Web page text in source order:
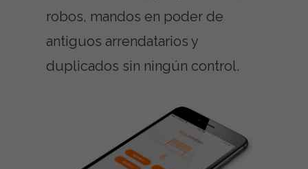
robos, mandos en poder de
antiguos arrendatarios y
duplicados sin ningún control.